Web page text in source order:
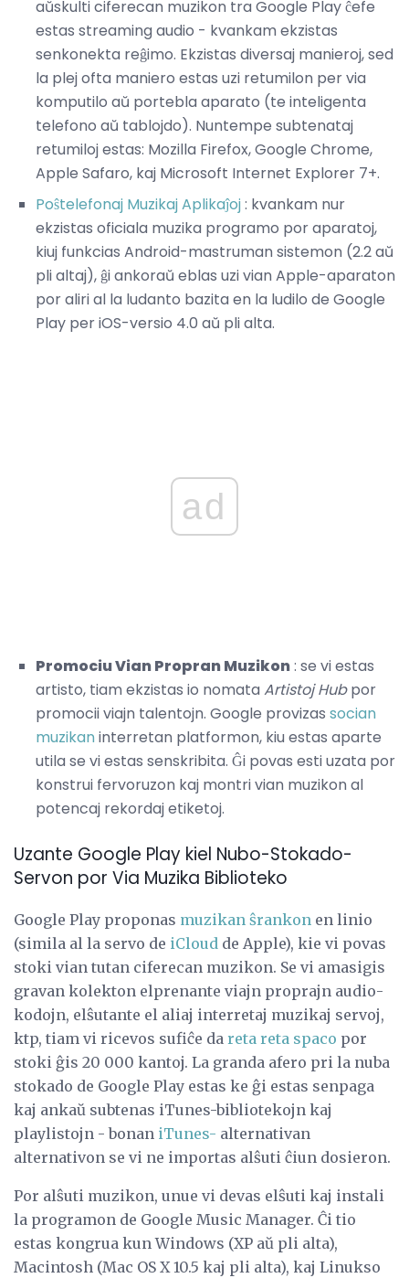
aŭskulti ciferecan muzikon tra Google Play ĉefe
estas streaming audio - kvankam ekzistas
senkonekta reĝimo. Ekzistas diversaj manieroj, sed
la plej ofta maniero estas uzi retumilon per via
komputilo aŭ portebla aparato (te inteligenta
telefono aŭ tablojdo). Nuntempe subtenataj
retumiloj estas: Mozilla Firefox, Google Chrome,
Apple Safaro, kaj Microsoft Internet Explorer 7+.
Poŝtelefonaj Muzikaj Aplikaĵoj: kvankam nur
ekzistas oficiala muzika programo por aparatoj,
kiuj funkcias Android-mastruman sistemon (2.2 aŭ
pli altaj), ĝi ankoraŭ eblas uzi vian Apple-aparaton
por aliri al la ludanto bazita en la ludilo de Google
Play per iOS-versio 4.0 aŭ pli alta.
ad
Promociu Vian Propran Muzikon: se vi estas
artisto, tiam ekzistas io nomata Artistoj Hubpor
promocii viajn talentojn. Google provizas socian
muzikaninterretan platformon, kiu estas aparte
utila se vi estas senskribita. Ĝi povas esti uzata por
konstrui fervoruzon kaj montri vian muzikon al
potencaj rekordaj etiketoj.
Uzante Google Play kiel Nubo-Stokado-
Servon por Via Muzika Biblioteko
Google Play proponas muzikan ŝrankon en linio
(simila al la servo de iCloud de Apple), kie vi povas
stoki vian tutan ciferecan muzikon. Se vi amasigis
gravan kolekton elprenante viajn proprajn audio-
kodojn, elŝutante el aliaj interretaj muzikaj servoj,
ktp, tiam vi ricevos sufiĉe da reta reta spaco por
stoki ĝis 20 000 kantoj. La granda afero pri la nuba
stokado de Google Play estas ke ĝi estas senpaga
kaj ankaŭ subtenas iTunes-bibliotekojn kaj
playlistojn - bonan iTunes- alternativan
alternativon se vi ne importas alŝuti ĉiun dosieron.
Por alŝuti muzikon, unue vi devas elŝuti kaj instali
la programon de Google Music Manager. Ĉi tio
estas kongrua kun Windows (XP aŭ pli alta),
Macintosh (Mac OS X 10.5 kaj pli alta), kaj Linukso